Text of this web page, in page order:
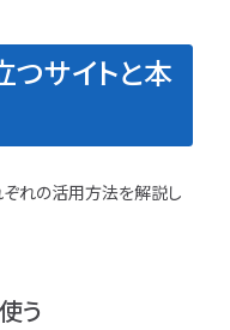
サイトと本
ぞれの活用方法を解説し
う